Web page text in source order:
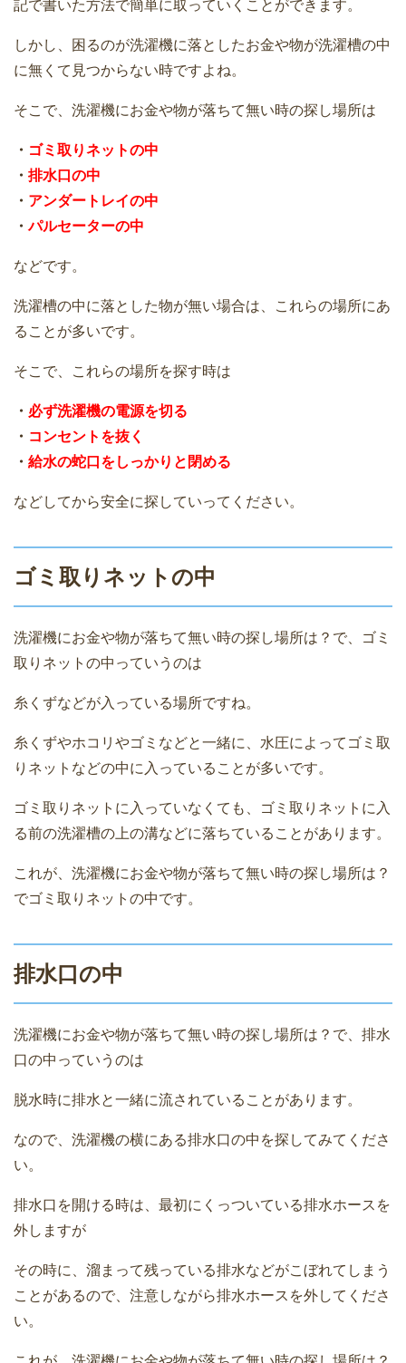
記で書いた方法で簡単に取っていくことができます。
しかし、困るのが洗濯機に落としたお金や物が洗濯槽の中
に無くて見つからない時ですよね。
そこで、洗濯機にお金や物が落ちて無い時の探し場所は
・ ゴミ取りネットの中
・ 排水口の中
・ アンダートレイの中
・パルセーターの中
などです。
洗濯槽の中に落とした物が無い場合は、これらの場所にあ
ることが多いです。
そこで、これらの場所を探す時は
・ 必ず洗濯機の電源を切る
・ コンセントを抜く
・ 給水の蛇口をしっかりと閉める
などしてから安全に探していってください。
ゴミ取りネットの中
洗濯機にお金や物が落ちて無い時の探し場所は？で、ゴミ
取りネットの中っていうのは
糸くずなどが入っている場所ですね。
糸くずやホコリやゴミなどと一緒に、水圧によってゴミ取
りネットなどの中に入っていることが多いです。
ゴミ取りネットに入っていなくても、ゴミ取りネットに入
る前の洗濯槽の上の溝などに落ちていることがあります。
これが、洗濯機にお金や物が落ちて無い時の探し場所は？
でゴミ取りネットの中です。
排水口の中
洗濯機にお金や物が落ちて無い時の探し場所は？で、排水
口の中っていうのは
脱水時に排水と一緒に流されていることがあります。
なので、洗濯機の横にある排水口の中を探してみてくださ
い。
排水口を開ける時は、最初にくっついている排水ホースを
外しますが
その時に、溜まって残っている排水などがこぼれてしまう
ことがあるので、注意しながら排水ホースを外してくださ
い。